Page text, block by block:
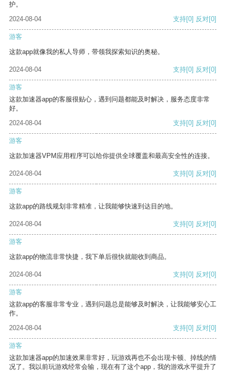
护。
2024-08-04
支持[0] 反对[0]
游客
这款app就像我的私人导师，带领我探索知识的奥秘。
2024-08-04 支持[0] 反对[0]
游客
这款加速器app的客服很贴心，遇到问题都能及时解决，服务态度非常
好。
2024-08-04
支持[0] 反对[0]
游客
这款加速器VPM应用程序可以给你提供全球覆盖和最高安全性的连接。
2024-08-04 支持[0] 反对[0]
游客
这款app的路线规划非常精准，让我能够快速到达目的地。
2024-08-04 支持[0] 反对[0]
游客
这款app的物流非常快捷，我下单后很快就能收到商品。
2024-08-04 支持[0] 反对[0]
游客
这款app的客服非常专业，遇到问题总是能够及时解决，让我能够安心工
作。
2024-08-04
支持[0] 反对[0]
游客
这款加速器app的加速效果非常好，玩游戏再也不会出现卡顿、掉线的情
况了。我以前玩游戏经常会输，现在有了这个app，我的游戏水平提升了